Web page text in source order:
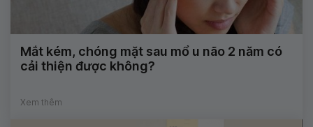
Mắt kém, chóng mặt sau mổ u não 2 năm có
cải thiện được không?
Xem thêm